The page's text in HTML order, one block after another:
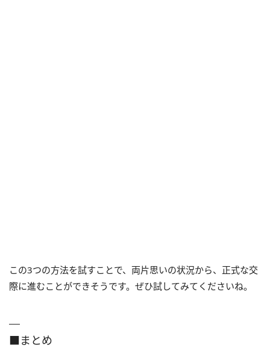
この3つの方法を試すことで、両片思いの状況から、正式な交
際に進むことができそうです。ぜひ試してみてくださいね。
■まとめ